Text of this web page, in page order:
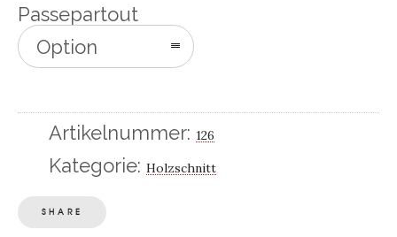
Passepartout
Option
Artikelnummer: 126
Kategorie: Holzschnitt
SHARE